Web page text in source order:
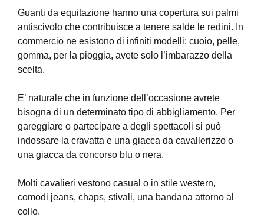
Guanti da equitazione hanno una copertura sui palmi
antiscivolo che contribuisce a tenere salde le redini. In
commercio ne esistono di infiniti modelli: cuoio, pelle,
gomma, per la pioggia, avete solo l’imbarazzo della
scelta.
E’ naturale che in funzione dell’occasione avrete
bisogna di un determinato tipo di abbigliamento. Per
gareggiare o partecipare a degli spettacoli si può
indossare la cravatta e una giacca da cavallerizzo o
una giacca da concorso blu o nera.
Molti cavalieri vestono casual o in stile western,
comodi jeans, chaps, stivali, una bandana attorno al
collo.